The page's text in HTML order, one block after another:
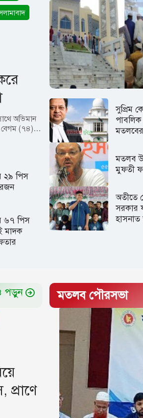
অভিমান
বেগম (৭৪)…
২৯ পিস
৬৭ পিস
মাদক
সুপ্রিম
পাবলিক
মতলবের
মতলব
মুফতী
অতীতে
সরকার
পড়ুন
প্রাণে
মতলব পৌরসভা